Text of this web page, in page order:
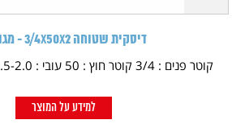
דיסקית שטוחה 3/4X50X2 - מגולוון
קוטר פנים : 3/4 קוטר חוץ : 50 עובי : 1.5-2.0 כמות בקופסא...
למידע על המוצר